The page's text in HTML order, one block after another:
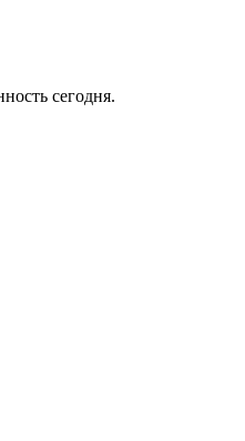
сегодня.